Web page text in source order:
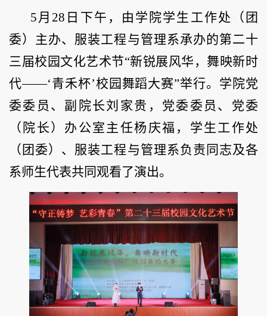
5月28日下午，由学院学生工作处（团
委）主办、服装工程与管理系承办的第二十
三届校园文化艺术节“新锐展风华，舞映新时
代——‘青禾杯’校园舞蹈大赛”举行。学院党
委委员、副院长刘家贵，党委委员、党委
（院长）办公室主任杨庆福，学生工作处
（团委）、服装工程与管理系负责同志及各
系师生代表共同观看了演出。